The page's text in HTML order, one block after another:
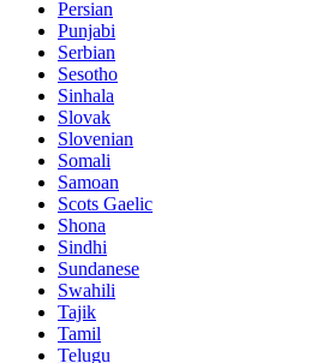
Persian
Punjabi
Serbian
Sesotho
Sinhala
Slovak
Slovenian
Somali
Samoan
Scots Gaelic
Shona
Sindhi
Sundanese
Swahili
Tajik
Tamil
Telugu